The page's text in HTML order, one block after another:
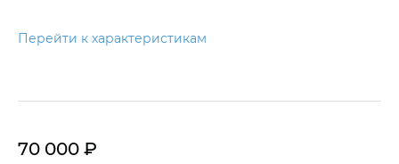
Перейти к характеристикам
70 000 ₽